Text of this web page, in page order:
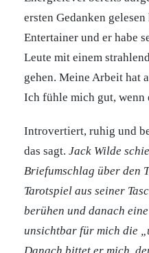
ersten Gedanken
Entertainer und er habe
Leute mit einem
gehen. Meine Arbeit hat
Ich fühle mich gut, wenn
Introvertiert, ruhig und
das sagt. Jack Wilde
Briefumschlag über den
Tarotspiel aus seiner
berühen und danach
unsichtbar für mich die